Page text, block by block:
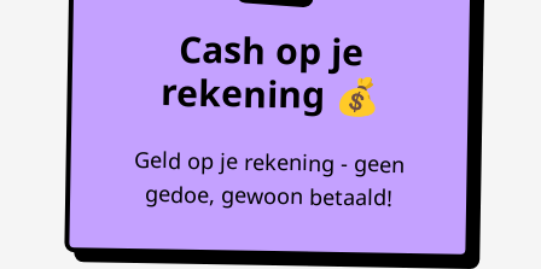
Cash op je
rekening 💰
Geld op je rekening - geen
gedoe, gewoon betaald!